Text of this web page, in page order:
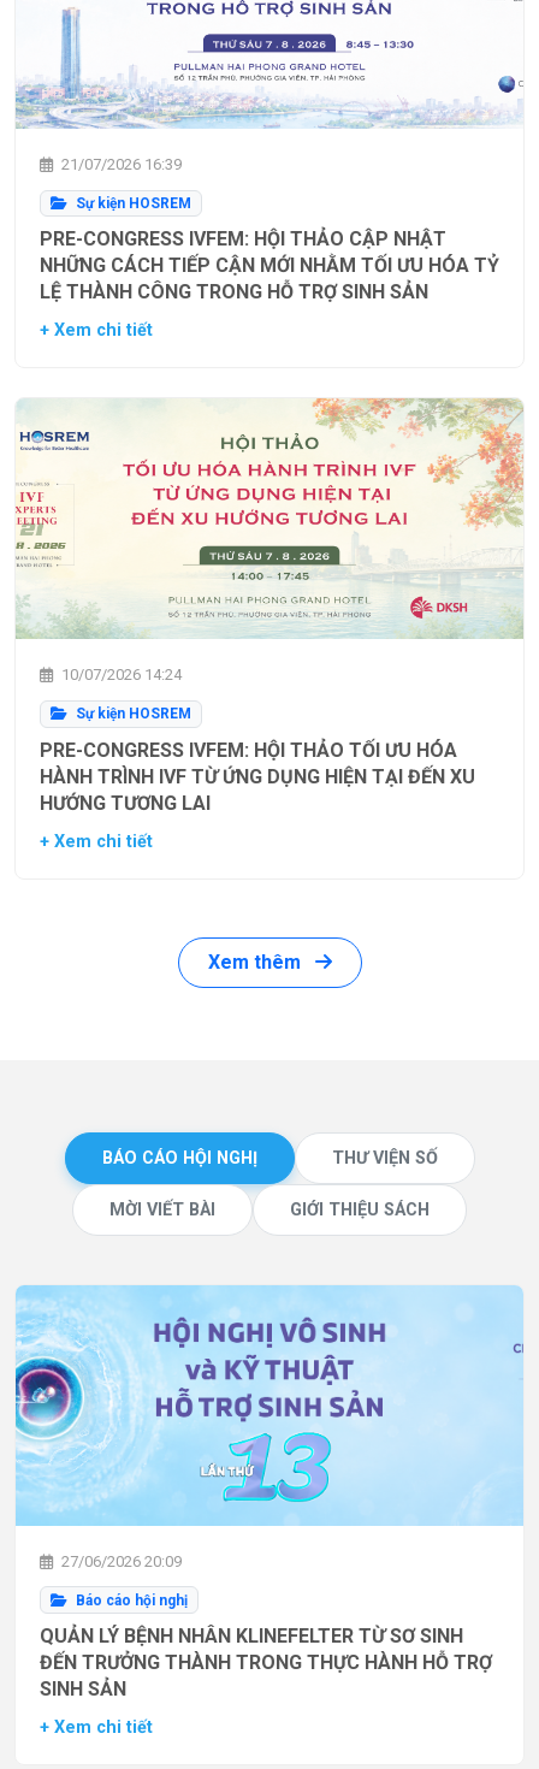
21/07/2026 16:39
Sự kiện HOSREM
PRE-CONGRESS IVFEM: HỘI THẢO CẬP NHẬT
NHỮNG CÁCH TIẾP CẬN MỚI NHẰM TỐI ƯU HÓA TỶ
LỆ THÀNH CÔNG TRONG HỖ TRỢ SINH SẢN
+ Xem chi tiết
10/07/2026 14:24
Sự kiện HOSREM
PRE-CONGRESS IVFEM: HỘI THẢO TỐI ƯU HÓA
HÀNH TRÌNH IVF TỪ ỨNG DỤNG HIỆN TẠI ĐẾN XU
HƯỚNG TƯƠNG LAI
+ Xem chi tiết
Xem thêm
BÁO CÁO HỘI NGHỊ THƯ VIỆN SỐ
MỜI VIẾT BÀI GIỚI THIỆU SÁCH
27/06/2026 20:09
Báo cáo hội nghị
QUẢN LÝ BỆNH NHÂN KLINEFELTER TỪ SƠ SINH
ĐẾN TRƯỞNG THÀNH TRONG THỰC HÀNH HỖ TRỢ
SINH SẢN
+ Xem chi tiết